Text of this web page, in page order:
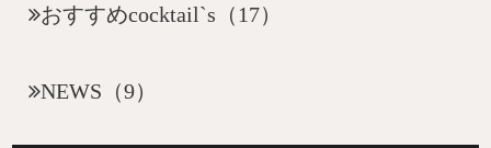
おすすめcocktail`s（17）
NEWS（9）